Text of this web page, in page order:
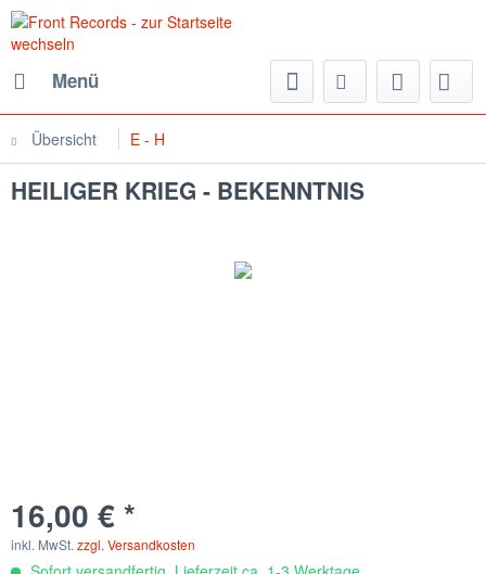
Menü
Übersicht E - H
HEILIGER KRIEG - BEKENNTNIS
16,00 € *
inkl. MwSt. zzgl. Versandkosten